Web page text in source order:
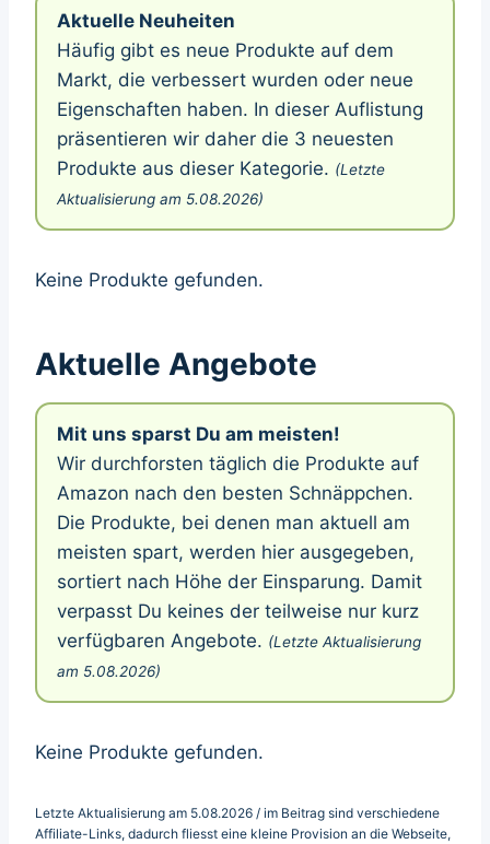
Aktuelle Neuheiten
Häufig gibt es neue Produkte auf dem
Markt, die verbessert wurden oder neue
Eigenschaften haben. In dieser Auflistung
präsentieren wir daher die 3 neuesten
Produkte aus dieser Kategorie. (Letzte
Aktualisierung am 5.08.2026)
Keine Produkte gefunden.
Aktuelle Angebote
Mit uns sparst Du am meisten!
Wir durchforsten täglich die Produkte auf
Amazon nach den besten Schnäppchen.
Die Produkte, bei denen man aktuell am
meisten spart, werden hier ausgegeben,
sortiert nach Höhe der Einsparung. Damit
verpasst Du keines der teilweise nur kurz
verfügbaren Angebote. (Letzte Aktualisierung
am 5.08.2026)
Keine Produkte gefunden.
Letzte Aktualisierung am 5.08.2026 / im Beitrag sind verschiedene
Affiliate-Links, dadurch fliesst eine kleine Provision an die Webseite,